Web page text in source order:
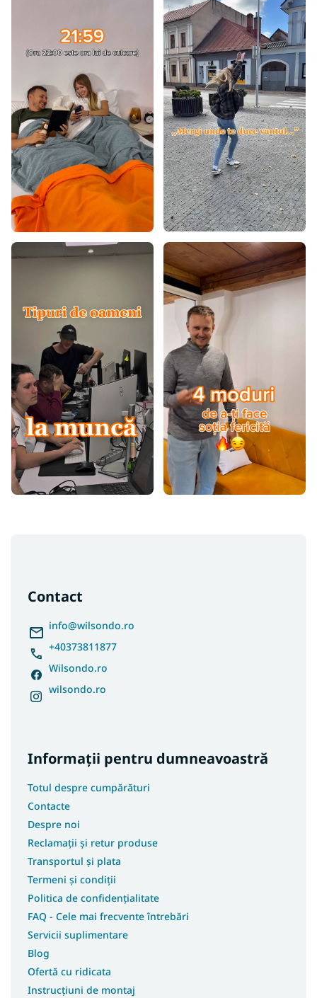
Contact
info@wilsondo.ro
+40373811877
Wilsondo.ro
wilsondo.ro
Informații pentru dumneavoastră
Totul despre cumpărături
Contacte
Despre noi
Reclamații și retur produse
Transportul și plata
Termeni și condiții
Politica de confidențialitate
FAQ - Cele mai frecvente întrebări
Servicii suplimentare
Blog
Ofertă cu ridicata
Instrucțiuni de montaj